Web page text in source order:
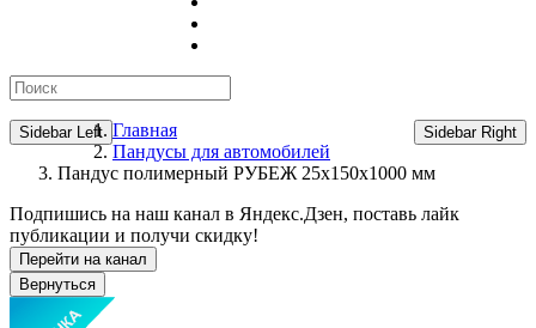
Sidebar Left Sidebar Right
Главная
Пандусы для автомобилей
Пандус полимерный РУБЕЖ 25х150х1000 мм
Подпишись на наш канал в Яндекс.Дзен, поставь лайк
публикации и получи скидку!